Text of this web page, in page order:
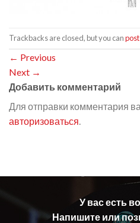
Trackbacks are closed, but you can
← Previous
Next →
Добавить комментарий
Для отправки комментария
авторизоваться.
У вас есть
Напишите или